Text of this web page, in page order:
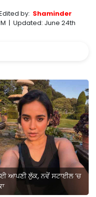
by: Shaminder
| Updated: June 24th
ਆਪਣੀ ਲੁੱਕ, ਨਵੇਂ ਸਟਾਈਲ ‘ਚ